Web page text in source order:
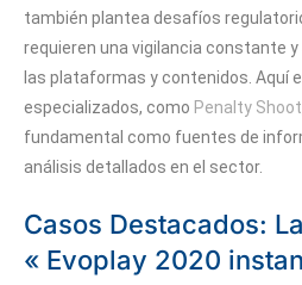
también plantea desafíos
requieren una vigilancia constante
las plataformas y contenidos. Aquí
especializados, como Penalty Shoot
fundamental como fuentes de
análisis detallados en el sector.
Casos Destacados:
« Evoplay 2020